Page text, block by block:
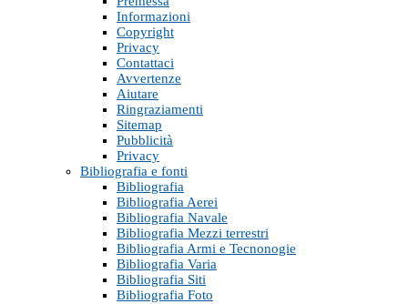
Informazioni
Copyright
Privacy
Contattaci
Avvertenze
Aiutare
Ringraziamenti
Sitemap
Pubblicità
Privacy
Bibliografia e fonti
Bibliografia
Bibliografia Aerei
Bibliografia Navale
Bibliografia Mezzi terrestri
Bibliografia Armi e Tecnonogie
Bibliografia Varia
Bibliografia Siti
Bibliografia Foto